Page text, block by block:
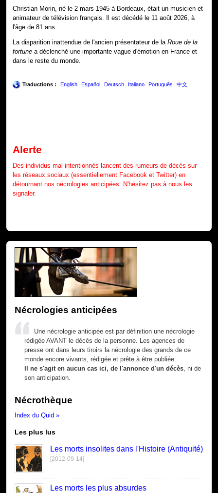
Christian Morin, né le 2 mars 1945 à Bordeaux, était un musicien et
animateur de télévision français. Il est décédé le 11 août 2026, à
l'âge de 81 ans.
La disparition inattendue de l'ancien présentateur de laRoue de la
fortune a déclenché une importante vague d'émotion en France et
dans le reste du monde.
Traductions : English Español Deutsch Italiano Português 中文
Alerte
Des individus mal intentionnés lancent des rumeurs de décès sur
les réseaux sociaux (essentiellement Facebook et Twitter) en
détournant nos nécrologies anticipées. N'hésitez pas à nous les
signaler.
Nécrologies anticipées
Une nécrologie anticipée est par définition une nécrologie
rédigée AVANT le décès de la personne. Les agences de
presse ont dans leurs tiroirs la nécrologie des grands de ce
monde encore vivants, rédigée et prête à être publiée.
Il ne s'agit en aucun cas ici, de l'annonce d'un décès , ni de
son anticipation.
Nécrothèque
Index du Quid »
Les plus lus
Les morts insolites dans l'Histoire (Antiquité)
[2012-09-14]
Les morts les plus absurdes